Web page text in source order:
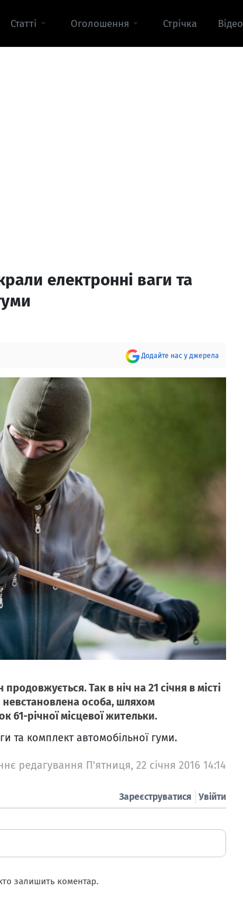
Статті Оголошення Стрічка Відео
електронні ваги та
Додайте нас у джерела
Так в ніч на 21 січня в місті
невстановлена особа, шляхом
61-річної місцевої жительки.
та комплект автомобільної гуми.
редагування П'ятниця, 22 січня 2016 14:14
Увійти
Зареєструватися
залишить коментар.